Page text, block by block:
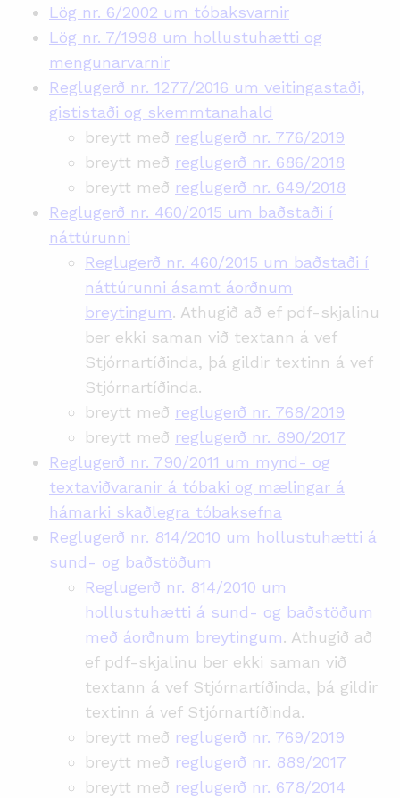
Lög nr. 6/2002 um tóbaksvarnir
Lög nr. 7/1998 um hollustuhætti og
mengunarvarnir
Reglugerð nr. 1277/2016 um veitingastaði,
gististaði og skemmtanahald
breytt með reglugerð nr. 776/2019
breytt með reglugerð nr. 686/2018
breytt með reglugerð nr. 649/2018
Reglugerð nr. 460/2015 um baðstaði í
náttúrunni
Reglugerð nr. 460/2015 um baðstaði í
náttúrunni ásamt áorðnum
breytingum. Athugið að ef pdf-skjalinu
ber ekki saman við textann á vef
Stjórnartíðinda, þá gildir textinn á vef
Stjórnartíðinda.
breytt með reglugerð nr. 768/2019
breytt með reglugerð nr. 890/2017
Reglugerð nr. 790/2011 um mynd- og
textaviðvaranir á tóbaki og mælingar á
hámarki skaðlegra tóbaksefna
Reglugerð nr. 814/2010 um hollustuhætti á
sund- og baðstöðum
Reglugerð nr. 814/2010 um
hollustuhætti á sund- og baðstöðum
með áorðnum breytingum. Athugið að
ef pdf-skjalinu ber ekki saman við
textann á vef Stjórnartíðinda, þá gildir
textinn á vef Stjórnartíðinda.
breytt með reglugerð nr. 769/2019
breytt með reglugerð nr. 889/2017
breytt með reglugerð nr. 678/2014